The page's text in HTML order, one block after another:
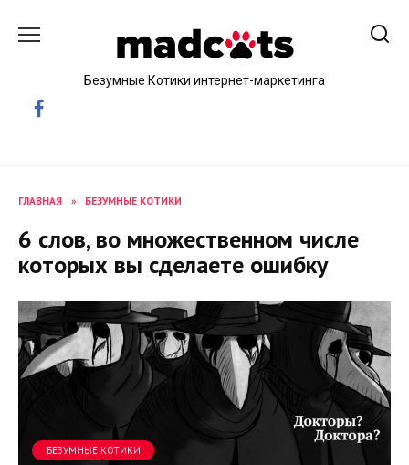
Безумные Котики интернет-маркетинга
ГЛАВНАЯ » БЕЗУМНЫЕ КОТИКИ
6 слов, во множественном числе
которых вы сделаете ошибку
БЕЗУМНЫЕ КОТИКИ